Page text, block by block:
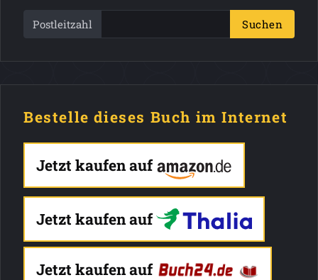
Postleitzahl Suchen
Bestelle dieses Buch im Internet
Jetzt kaufen auf
Jetzt kaufen auf
Jetzt kaufen auf